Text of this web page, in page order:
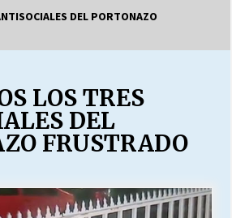
POR SIEMPRE.RECORDANDO 69 AÑOS DE
07/2026
DE SER DC” SALUDA EL
69
DEL PORTONAZO
LOS TRES
DEL
FRUSTRADO